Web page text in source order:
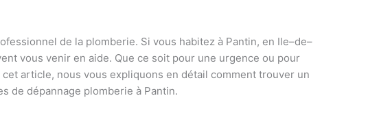
nel de la plomberie. Si vous habitez à Pantin, en Ile–de–
vous venir en aide. Que ce soit pour une urgence ou pour
cet article, nous vous expliquons en détail comment trouver un
de dépannage plomberie à Pantin.